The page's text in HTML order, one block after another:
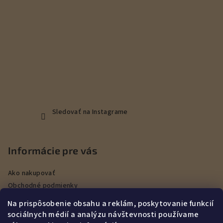
Na prispôsobenie obsahu a reklám, poskytovanie funkcií
sociálnych médií a analýzu návštevnosti používame
Sledovať na Instagrame
Informácie pre vás
Ako nakupovať
Obchodné podmienky
Podmienky ochrany osobných údajov
Veľkoobchod